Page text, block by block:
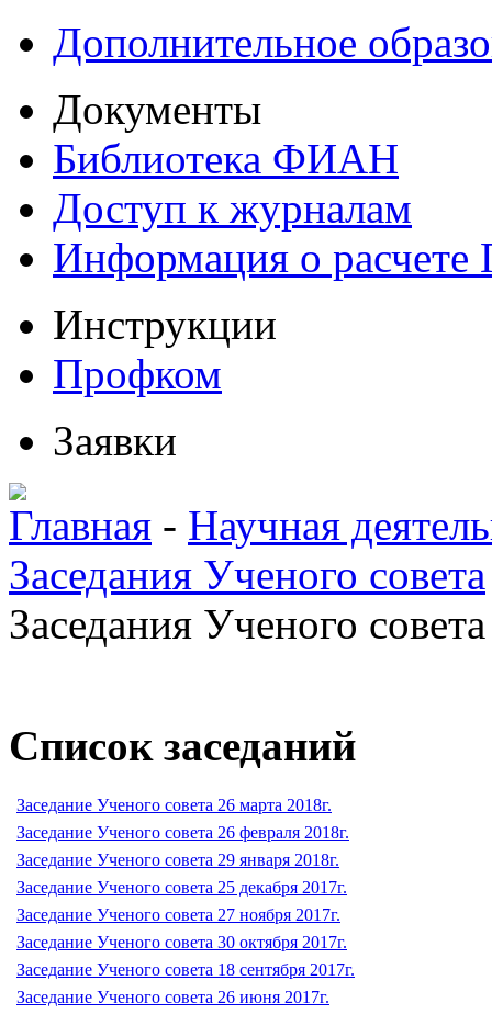
Дополнительное
Документы
Библиотека ФИАН
Доступ к журналам
Информация о
Инструкции
Профком
Заявки
Главная - Научная
Заседания Ученого совета
Заседания Ученого
Список заседаний
Заседание Ученого совета 26 марта 2018г.
Заседание Ученого совета 26 февраля 2018г.
Заседание Ученого совета 29 января 2018г.
Заседание Ученого совета 25 декабря 2017г.
Заседание Ученого совета 27 ноября 2017г.
Заседание Ученого совета 30 октября 2017г.
Заседание Ученого совета 18 сентября 2017г.
Заседание Ученого совета 26 июня 2017г.